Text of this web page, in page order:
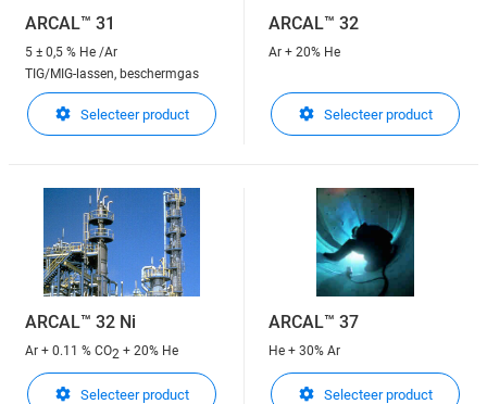
ARCAL™ 31
5 ± 0,5 % He /Ar
TIG/MIG-lassen, beschermgas
Selecteer product
ARCAL™ 32
Ar + 20% He
Selecteer product
ARCAL™ 32 Ni
Ar + 0.11 % CO2 + 20% He
Selecteer product
ARCAL™ 37
He + 30% Ar
Selecteer product